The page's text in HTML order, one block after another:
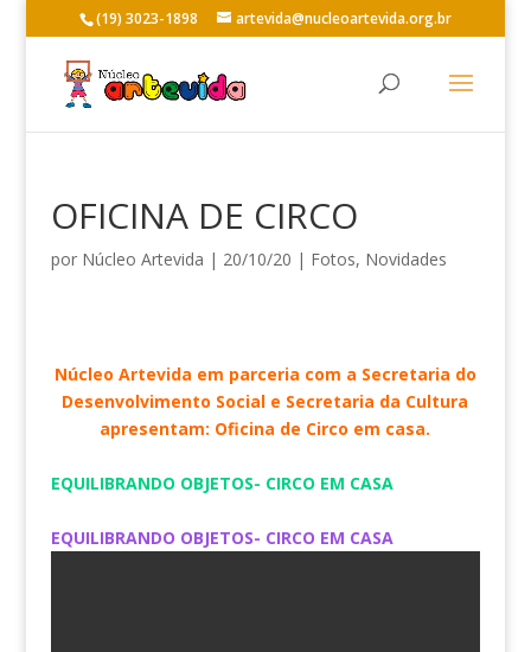
(19) 3023-1898 artevida@nucleoartevida.org.br
OFICINA DE CIRCO
por Núcleo Artevida | 20/10/20 | Fotos, Novidades
Núcleo Artevida em parceria com a Secretaria do
Desenvolvimento Social e Secretaria da Cultura
apresentam: Oficina de Circo em casa.
EQUILIBRANDO OBJETOS- CIRCO EM CASA
EQUILIBRANDO OBJETOS- CIRCO EM CASA